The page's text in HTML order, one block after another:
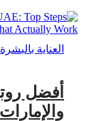
العناية بالبشرة
أفضل